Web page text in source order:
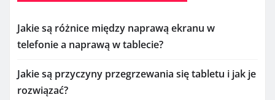
Jakie są różnice między naprawą ekranu w
telefonie a naprawą w tablecie?
Jakie są przyczyny przegrzewania się tabletu i jak je
rozwiązać?